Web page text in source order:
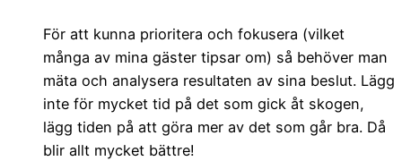
För att kunna prioritera och fokusera (vilket
många av mina gäster tipsar om) så behöver man
mäta och analysera resultaten av sina beslut. Lägg
inte för mycket tid på det som gick åt skogen,
lägg tiden på att göra mer av det som går bra. Då
blir allt mycket bättre!